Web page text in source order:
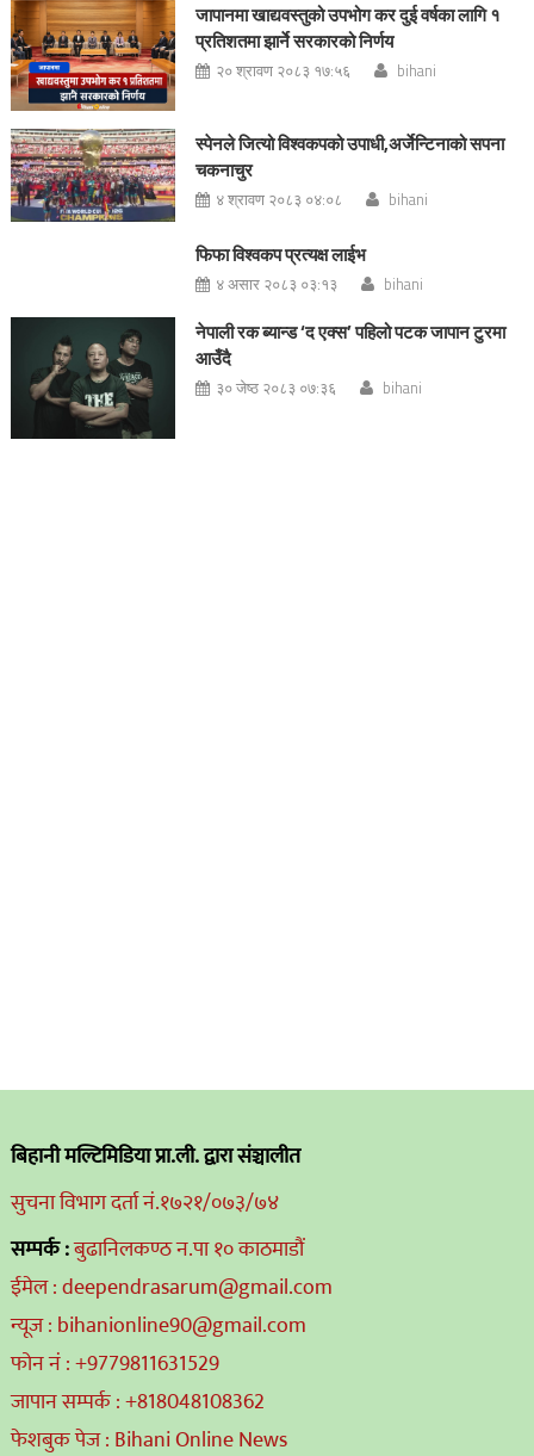
जापानमा खाद्यवस्तुको उपभोग कर दुई वर्षका लागि १
प्रतिशतमा झार्ने सरकारको निर्णय
२० श्रावण २०८३ १७:५६ bihani
स्पेनले जित्यो विश्वकपको उपाधी,अर्जेन्टिनाको सपना
चकनाचुर
४ श्रावण २०८३ ०४:०८ bihani
फिफा विश्वकप प्रत्यक्ष लाईभ
४ असार २०८३ ०३:१३ bihani
नेपाली रक ब्यान्ड ‘द एक्स’ पहिलो पटक जापान टुरमा
आउँदै
३० जेष्ठ २०८३ ०७:३६ bihani
बिहानी मल्टिमिडिया प्रा.ली. द्वारा संञ्चालीत
सुचना विभाग दर्ता नं.१७२१/०७३/७४
सम्पर्क :बुढानिलकण्ठ न.पा १० काठमाडौं
ईमेल : deependrasarum@gmail.com
न्यूज : bihanionline90@gmail.com
फोन नं : +9779811631529
जापान सम्पर्क : +818048108362
फेशबुक पेज : Bihani Online News